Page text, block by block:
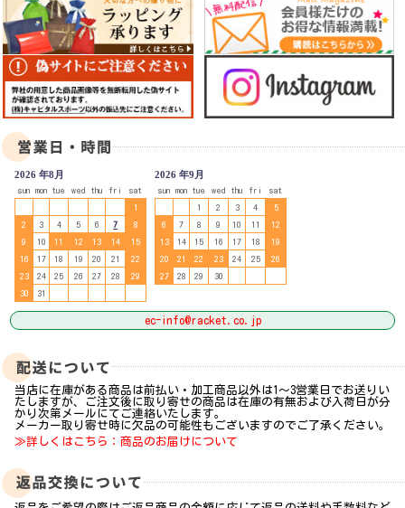
2026 年8月
sun mon tue wed thu fri
sat
1
2
3 4 5 6 7
8
9
10 11 12 13 14
15
16
17 18 19 20 21
22
23
24 25 26 27 28
29
30
31
2026 年9月
sun mon tue wed thu fri
sat
1
2 3 4
5
6
7 8 9 10 11
12
13
14 15 16 17 18
19
20
21 22 23 24 25
26
27
28 29 30
ec-info@racket.co.jp
当店に在庫がある商品は前払い・加工商品以外は1～3営業日でお送りい
たしますが、ご注文後に取り寄せの商品は在庫の有無および入荷日が分
かり次第メールにてご連絡いたします。
メーカー取り寄せ時に欠品の可能性もございますのでご了承ください。
≫詳しくはこちら：商品のお届けについて